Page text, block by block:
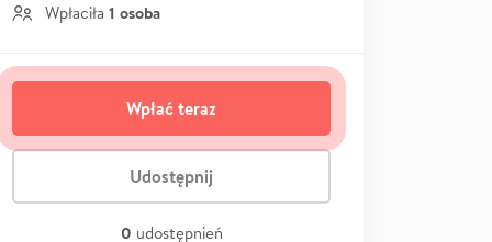
Wpłaciła 1 osoba
Wpłać teraz
Udostępnij
0 udostępnień